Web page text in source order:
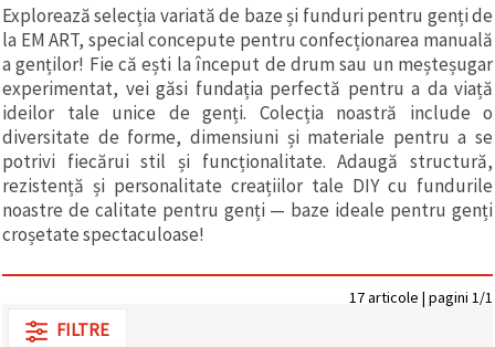
sunt diferite
de cele pe
care le
cunoașteți,
suntem
siguri că
veți avea
cea mai
tare
experiență
aici,
amintindu-
vă de
preferințele
vizitele.
acord să
utilizați
Explorează selecția variată de baze și funduri pentru genți de
la EM ART, special concepute pentru confecționarea manuală
a genților! Fie că ești la început de drum sau un meșteșugar
experimentat, vei găsi fundația perfectă pentru a da viață
ideilor tale unice de genți. Colecția noastră include o
diversitate de forme, dimensiuni și materiale pentru a se
potrivi fiecărui stil și funcționalitate. Adaugă structură,
rezistență și personalitate creațiilor tale DIY cu fundurile
noastre de calitate pentru genți — baze ideale pentru genți
croșetate spectaculoase!
17 articole | pagini 1/1
FILTRE